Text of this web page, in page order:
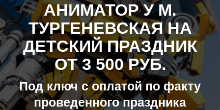
АНИМАТОР У М.
ТУРГЕНЕВСКАЯ НА
ДЕТСКИЙ ПРАЗДНИК
ОТ 3 500 РУБ.
Под ключ с оплатой по факту
проведенного праздника